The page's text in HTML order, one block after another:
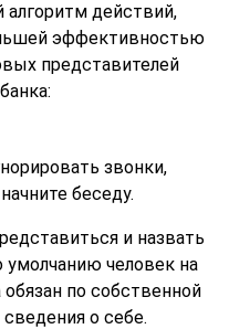
алгоритм действий,
эффективностью
представителей
звонки,
беседу.
и назвать
человек на
по собственной
о себе.